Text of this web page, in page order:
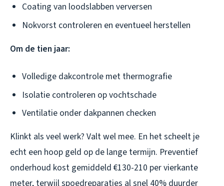
Coating van loodslabben verversen
Nokvorst controleren en eventueel herstellen
Om de tien jaar:
Volledige dakcontrole met thermografie
Isolatie controleren op vochtschade
Ventilatie onder dakpannen checken
Klinkt als veel werk? Valt wel mee. En het scheelt je
echt een hoop geld op de lange termijn. Preventief
onderhoud kost gemiddeld €130-210 per vierkante
meter, terwijl spoedreparaties al snel 40% duurder